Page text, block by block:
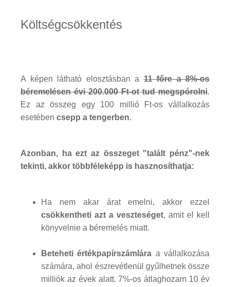
Költségcsökkentés
A képen látható elosztásban a11 főre a 8%-os
béremelésen évi 200.000 Ft-ot tud megspórolni.
Ez az összeg egy 100 millió Ft-os vállalkozás
esetében csepp a tengerben.
Azonban, ha ezt az összeget "talált pénz"-nek
tekinti, akkor többféleképp is hasznosíthatja:
Ha nem akar árat emelni, akkor ezzel
csökkentheti azt a veszteséget, amit el kell
könyvelnie a béremelés miatt.
Beteheti értékpapírszámlára a vállalkozása
számára, ahol észrevétlenül gyűlhetnek össze
milliók az évek alatt. 7%-os átlaghozam 10 év